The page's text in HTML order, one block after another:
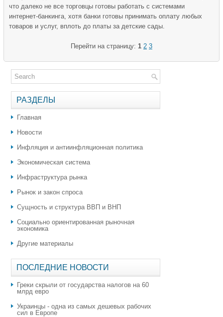
что далеко не все торговцы готовы работать с системами
интернет-банкинга, хотя банки готовы принимать оплату любых
товаров и услуг, вплоть до платы за детские сады.
Перейти на страницу: 1 2 3
РАЗДЕЛЫ
Главная
Новости
Инфляция и антиинфляционная политика
Экономическая система
Инфраструктура рынка
Рынок и закон спроса
Сущность и структура ВВП и ВНП
Социально ориентированная рыночная
экономика
Другие материалы
ПОСЛЕДНИЕ НОВОСТИ
Греки скрыли от государства налогов на 60
млрд евро
Украинцы - одна из самых дешевых рабочих
сил в Европе